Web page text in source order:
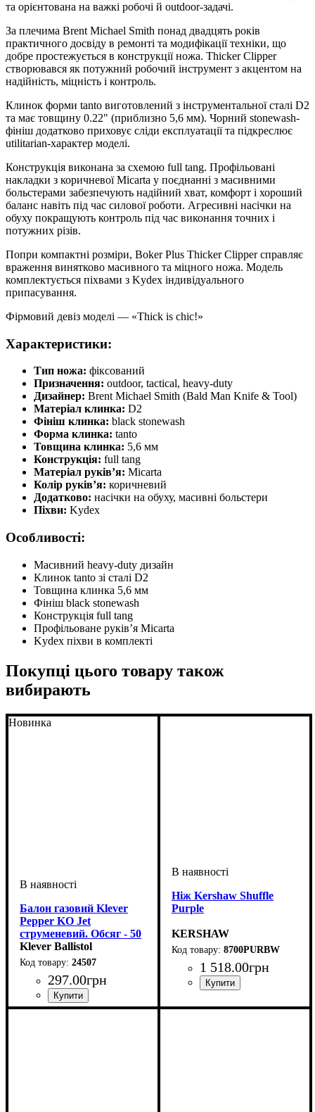
та орієнтована на важкі робочі й outdoor-задачі.
За плечима Brent Michael Smith понад двадцять років
практичного досвіду в ремонті та модифікації техніки, що
добре простежується в конструкції ножа. Thicker Clipper
створювався як потужний робочий інструмент з акцентом на
надійність, міцність і контроль.
Клинок форми tanto виготовлений з інструментальної сталі D2
та має товщину 0.22" (приблизно 5,6 мм). Чорний stonewash-
фініш додатково приховує сліди експлуатації та підкреслює
utilitarian-характер моделі.
Конструкція виконана за схемою full tang. Профільовані
накладки з коричневої Micarta у поєднанні з масивними
больстерами забезпечують надійний хват, комфорт і хороший
баланс навіть під час силової роботи. Агресивні насічки на
обуху покращують контроль під час виконання точних і
потужних різів.
Попри компактні розміри, Boker Plus Thicker Clipper справляє
враження винятково масивного та міцного ножа. Модель
комплектується піхвами з Kydex індивідуального
припасування.
Фірмовий девіз моделі — «Thick is chic!»
Характеристики:
Тип ножа: фіксований
Призначення: outdoor, tactical, heavy-duty
Дизайнер: Brent Michael Smith (Bald Man Knife & Tool)
Матеріал клинка: D2
Фініш клинка: black stonewash
Форма клинка: tanto
Товщина клинка: 5,6 мм
Конструкція: full tang
Матеріал руків’я: Micarta
Колір руків’я: коричневий
Додатково: насічки на обуху, масивні больстери
Піхви: Kydex
Особливості:
Масивний heavy-duty дизайн
Клинок tanto зі сталі D2
Товщина клинка 5,6 мм
Фініш black stonewash
Конструкція full tang
Профільоване руків’я Micarta
Kydex піхви в комплекті
Покупці цього товару також
вибирають
Новинка
Балон газовий Klever
Pepper KO Jet
струменевий. Обсяг - 50
мл
Klever Ballistol
24507
297.00грн
Ніж Kershaw Shuffle
Purple
KERSHAW
8700PURBW
1 518.00грн